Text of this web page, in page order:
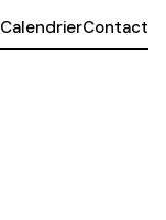
CalendrierContact